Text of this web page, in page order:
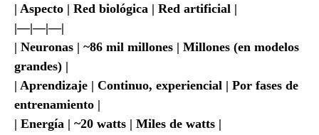
| Aspecto | Red biológica | Red artificial |
|—|—|—|
| Neuronas | ~86 mil millones | Millones (en modelos
grandes) |
| Aprendizaje | Continuo, experiencial | Por fases de
entrenamiento |
| Energía | ~20 watts | Miles de watts |